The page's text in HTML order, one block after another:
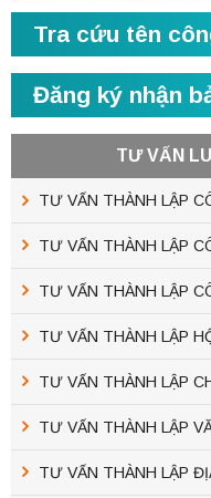
Tra cứu tên
Đăng ký nhận
TƯ VẤN
TƯ VẤN THÀNH LẬP
TƯ VẤN THÀNH LẬP
TƯ VẤN THÀNH LẬP
TƯ VẤN THÀNH LẬP
TƯ VẤN THÀNH LẬP
TƯ VẤN THÀNH LẬP
TƯ VẤN THÀNH LẬP